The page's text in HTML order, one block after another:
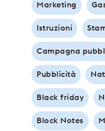
Marketing
Istruzioni
Campagna
Pubblicità
Black friday
Block Notes